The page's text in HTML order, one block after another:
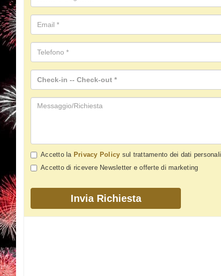
Accetto la Privacy Policy sul trattamento dei dati personali
Accetto di ricevere Newsletter e offerte di marketing